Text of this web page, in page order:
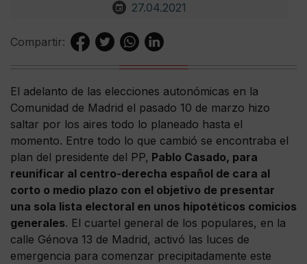
27.04.2021
Compartir:
El adelanto de las elecciones autonómicas en la
Comunidad de Madrid el pasado 10 de marzo hizo
saltar por los aires todo lo planeado hasta el
momento. Entre todo lo que cambió se encontraba el
plan del presidente del PP, Pablo Casado, para
reunificar al centro-derecha español de cara al
corto o medio plazo con el objetivo de presentar
una sola lista electoral en unos hipotéticos comicios
generales. El cuartel general de los populares, en la
calle Génova 13 de Madrid, activó las luces de
emergencia para comenzar precipitadamente este